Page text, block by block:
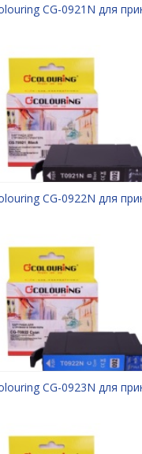
CG-0921N для
CG-0922N для
CG-0923N для